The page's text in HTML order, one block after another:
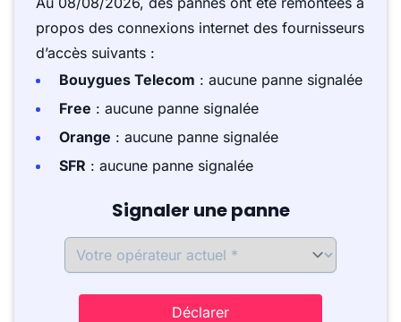
propos des connexions internet des fournisseurs
d’accès suivants :
Bouygues Telecom : aucune panne signalée
Free : aucune panne signalée
Orange : aucune panne signalée
SFR : aucune panne signalée
Signaler une panne
Déclarer